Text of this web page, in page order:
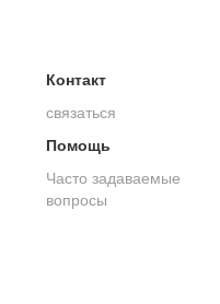
Контакт
связаться
Помощь
Часто задаваемые
вопросы